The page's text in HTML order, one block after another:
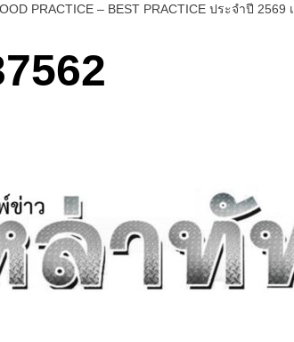
PRACTICE – BEST PRACTICE ประจำปี